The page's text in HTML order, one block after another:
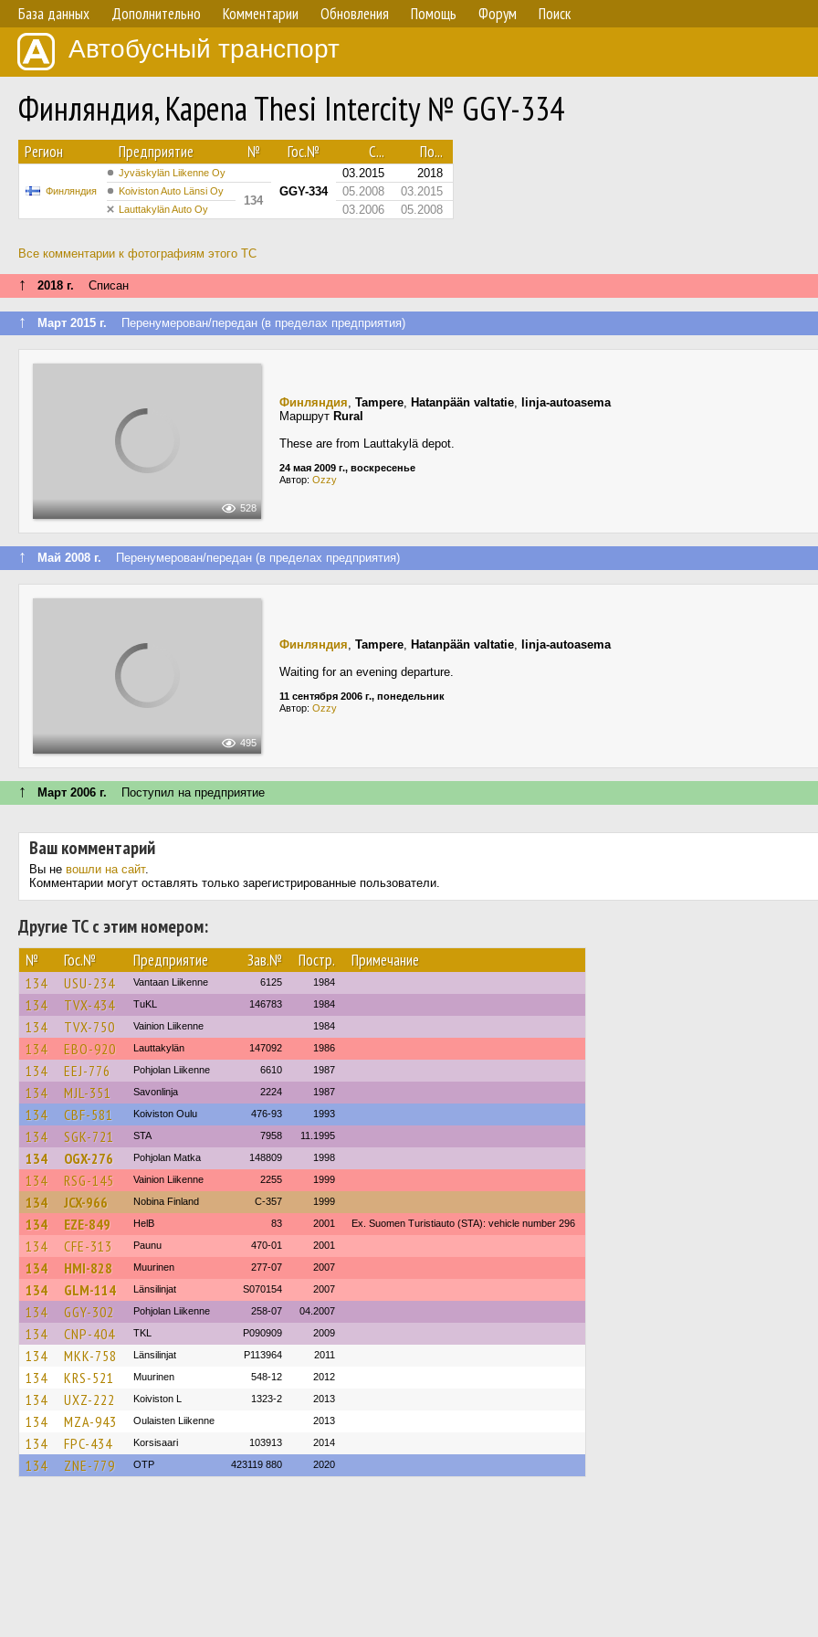
База данных Дополнительно Комментарии Обновления Помощь Форум Поиск
Автобусный транспорт
Финляндия, Kapena Thesi Intercity № GGY-334
Регион Предприятие № Гос.№ С... По...
Финляндия
Jyväskylän Liikenne Oy
GGY-334
03.2015 2018
Koiviston Auto Länsi Oy
134
05.2008 03.2015
Lauttakylän Auto Oy 03.2006 05.2008
Все комментарии к фотографиям этого ТС
↑ 2018 г. Списан
↑ Март 2015 г. Перенумерован/передан (в пределах предприятия)
528
Финляндия, Tampere, Hatanpään valtatie, linja-autoasema
Маршрут Rural
These are from Lauttakylä depot.
24 мая 2009 г., воскресенье
Автор: Ozzy
↑ Май 2008 г. Перенумерован/передан (в пределах предприятия)
495
Финляндия, Tampere, Hatanpään valtatie, linja-autoasema
Waiting for an evening departure.
11 сентября 2006 г., понедельник
Автор: Ozzy
↑ Март 2006 г. Поступил на предприятие
Ваш комментарий
Вы не вошли на сайт.
Комментарии могут оставлять только зарегистрированные пользователи.
Другие ТС с этим номером:
№ Гос.№ Предприятие Зав.№ Постр. Примечание
134 USU-234 Vantaan Liikenne 6125 1984
134 TVX-434 TuKL 146783 1984
134 TVX-750 Vainion Liikenne 1984
134 EBO-920 Lauttakylän 147092 1986
134 EEJ-776 Pohjolan Liikenne 6610 1987
134 MJL-351 Savonlinja 2224 1987
134 CBF-581 Koiviston Oulu 476-93 1993
134 SGK-721 STA 7958 11.1995
134 OGX-276 Pohjolan Matka 148809 1998
134 RSG-145 Vainion Liikenne 2255 1999
134 JCX-966 Nobina Finland C-357 1999
134 EZE-849 HelB 83 2001 Ex. Suomen Turistiauto (STA): vehicle number 296
134 CFE-313 Paunu 470-01 2001
134 HMI-828 Muurinen 277-07 2007
134 GLM-114 Länsilinjat S070154 2007
134 GGY-302 Pohjolan Liikenne 258-07 04.2007
134 CNP-404 TKL P090909 2009
134 MKK-758 Länsilinjat P113964 2011
134 KRS-521 Muurinen 548-12 2012
134 UXZ-222 Koiviston L 1323-2 2013
134 MZA-943 Oulaisten Liikenne 2013
134 FPC-434 Korsisaari 103913 2014
134 ZNE-779 OTP 423119 880 2020